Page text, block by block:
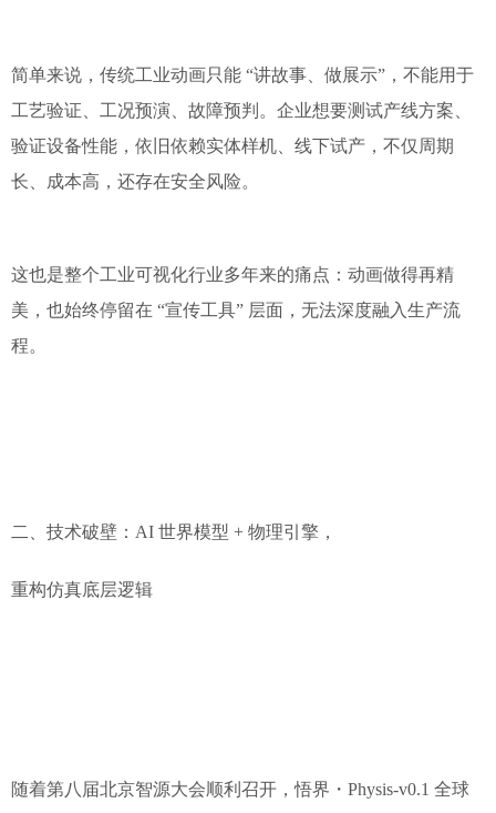
简单来说，传统工业动画只能 “讲故事、做展示”，不能用于
工艺验证、工况预演、故障预判。企业想要测试产线方案、
验证设备性能，依旧依赖实体样机、线下试产，不仅周期
长、成本高，还存在安全风险。
这也是整个工业可视化行业多年来的痛点：动画做得再精
美，也始终停留在 “宣传工具” 层面，无法深度融入生产流
程。
二、技术破壁：AI 世界模型 + 物理引擎，
重构仿真底层逻辑
随着第八届北京智源大会顺利召开，悟界・Physis-v0.1 全球